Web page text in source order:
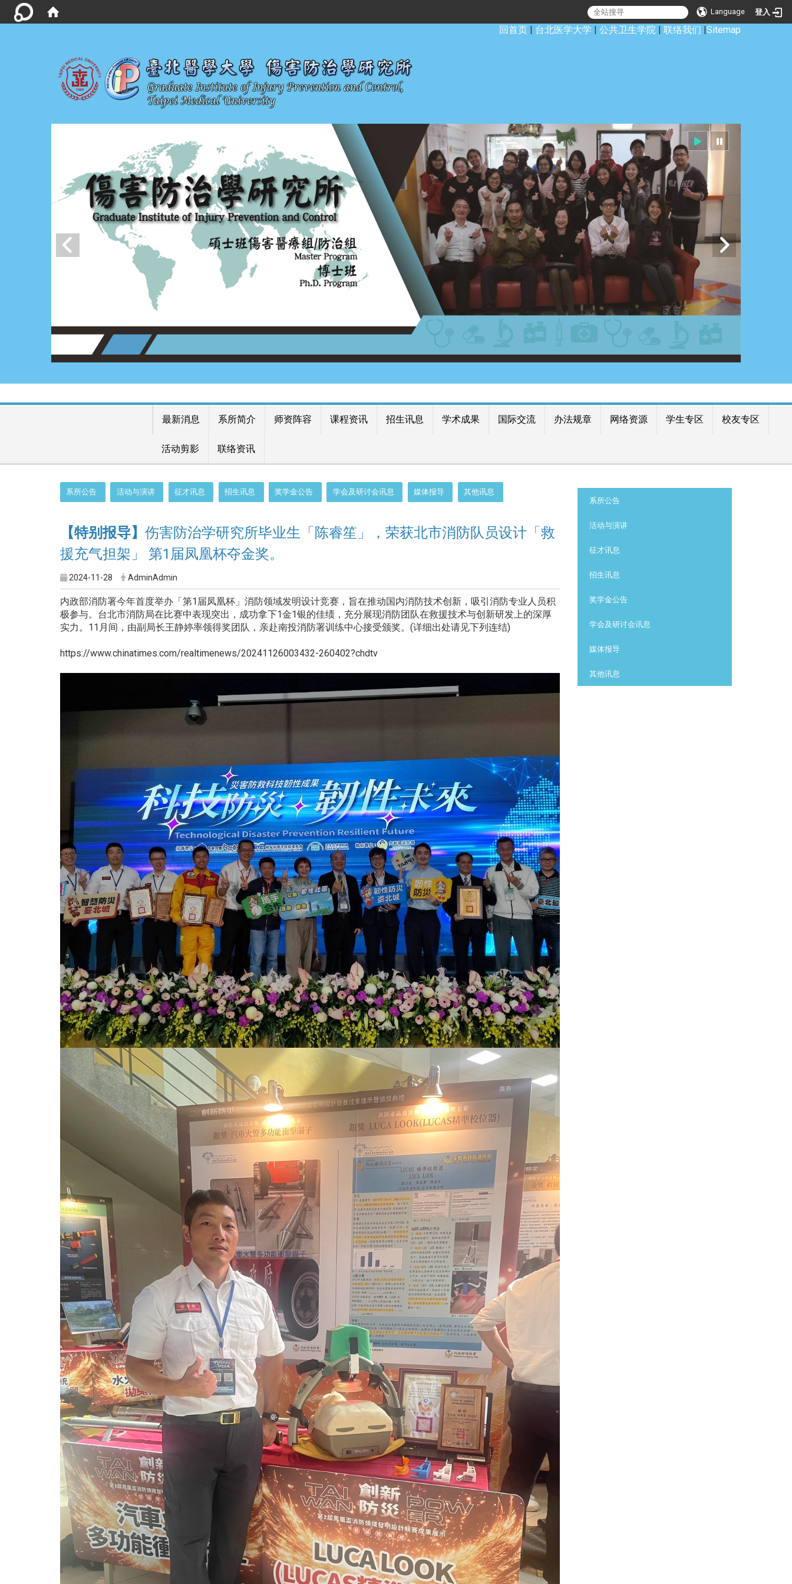
Language 登入
回首页 | 台北医学大学 | 公共卫生学院 | 联络我们 |Sitemap
最新消息 系所简介 师资阵容 课程资讯 招生讯息 学术成果 国际交流 办法规章 网络资源 学生专区 校友专区
活动剪影 联络资讯
系所公告 活动与演讲 征才讯息 招生讯息 奖学金公告 学会及研讨会讯息 媒体报导 其他讯息
【特别报导】 伤害防治学研究所毕业生「陈睿笙」，荣获北市消防队员设计「救
援充气担架」 第1届凤凰杯夺金奖。
2024-11-28 AdminAdmin
内政部消防署今年首度举办「第1届凤凰杯」消防领域发明设计竞赛，旨在推动国内消防技术创新，吸引消防专业人员积
极参与。台北市消防局在比赛中表现突出，成功拿下1金1银的佳绩，充分展现消防团队在救援技术与创新研发上的深厚
实力。11月间，由副局长王静婷率领得奖团队，亲赴南投消防署训练中心接受颁奖。(详细出处请见下列连结)
https://www.chinatimes.com/realtimenews/20241126003432-260402?chdtv
系所公告
活动与演讲
征才讯息
招生讯息
奖学金公告
学会及研讨会讯息
媒体报导
其他讯息